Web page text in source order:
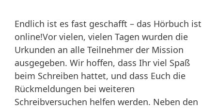
Endlich ist es fast geschafft – das Hörbuch ist
online!Vor vielen, vielen Tagen wurden die
Urkunden an alle Teilnehmer der Mission
ausgegeben. Wir hoffen, dass Ihr viel Spaß
beim Schreiben hattet, und dass Euch die
Rückmeldungen bei weiteren
Schreibversuchen helfen werden. Neben den